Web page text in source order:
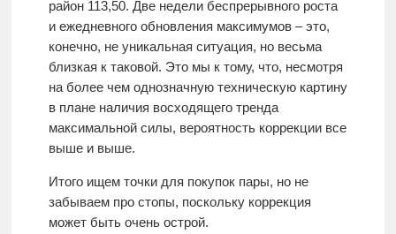
район 113,50. Две недели беспрерывного роста
и ежедневного обновления максимумов – это,
конечно, не уникальная ситуация, но весьма
близкая к таковой. Это мы к тому, что, несмотря
на более чем однозначную техническую картину
в плане наличия восходящего тренда
максимальной силы, вероятность коррекции все
выше и выше.
Итого ищем точки для покупок пары, но не
забываем про стопы, поскольку коррекция
может быть очень острой.